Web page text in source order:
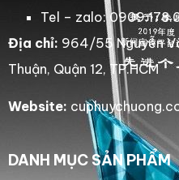
Tel – zalo:
Địa chỉ: 964/55 Nguyễn
Thuận, Quận 12, TP.HCM
Website:
DANH MỤC SẢN PHẨM